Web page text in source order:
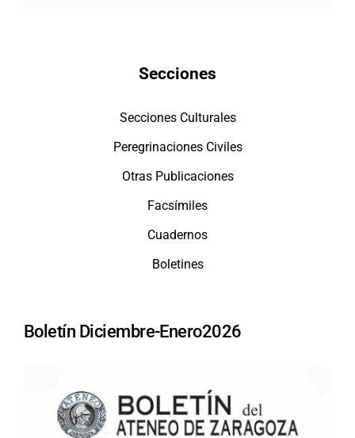
Secciones
Secciones Culturales
Peregrinaciones Civiles
Otras Publicaciones
Facsímiles
Cuadernos
Boletines
Boletín Diciembre-Enero2026